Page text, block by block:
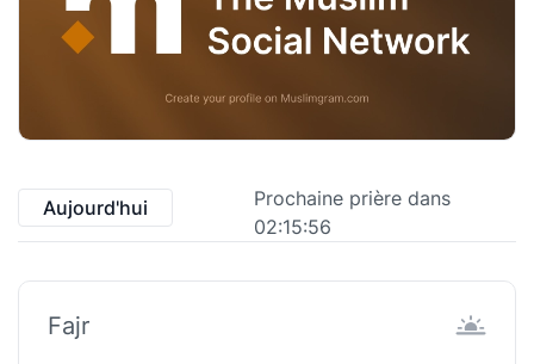
Aujourd'hui
Prochaine prière dans
02:15:55
Fajr